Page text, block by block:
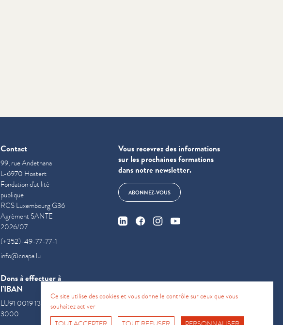
Contact
99, rue Andethana
L-6970 Hostert
Fondation d'utilité
publique
RCS Luxembourg G36
Agrément SANTE
2026/07
(+352)-49-77-77-1
info@cnapa.lu
Dons à effectuer à
l’IBAN
LU91 0019 1300 0854
3000
Vous recevrez des informations
sur les prochaines formations
dans notre newsletter.
ABONNEZ-VOUS
Ce site utilise des cookies et vous donne le contrôle sur ceux que vous
souhaitez activer